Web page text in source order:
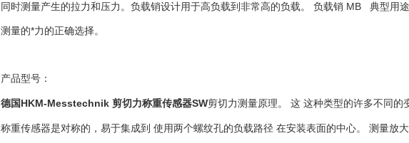
同时测量产生的拉力和压力。负载销设计用于高负载到非常高的负载。 负载销 MB 典型用
测量的*力的正确选择。
产品型号：
德国 HKM-Messtechnik 剪切力称重传感器SW剪切力测量原理。 这 这种类型的许多不同的
称重传感器是对称的，易于集成到 使用两个螺纹孔的负载路径 在安装表面的中心。 测量放